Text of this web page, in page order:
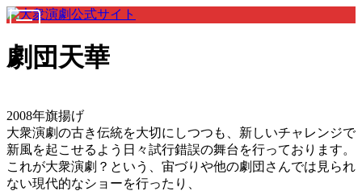
劇団天華
2008年旗揚げ
大衆演劇の古き伝統を大切にしつつも、新しいチャレンジで
新風を起こせるよう日々試行錯誤の舞台を行っております。
これが大衆演劇？という、宙づりや他の劇団さんでは見られ
ない現代的なショーを行ったり、